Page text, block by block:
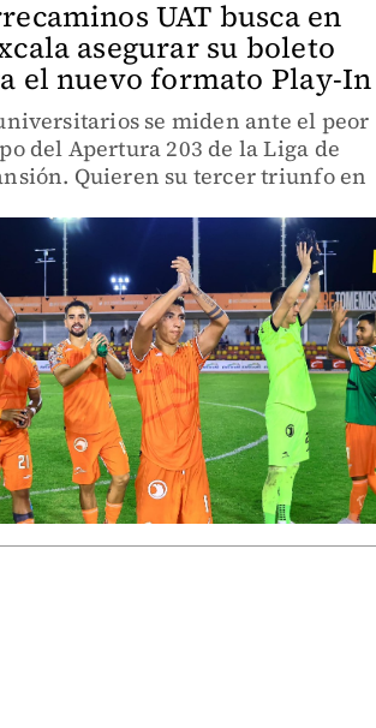
UAT busca en
asegurar su boleto
el nuevo formato Play-In
se miden ante el peor
del Apertura 203 de la Liga de
Quieren su tercer triunfo en